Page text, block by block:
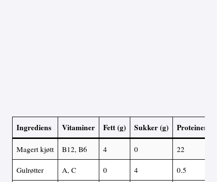
Ingrediens Vitaminer Fett (g) Sukker (g) Proteiner
Magert kjøtt B12, B6 4 0 22
Gulrøtter A, C 0 4 0.5